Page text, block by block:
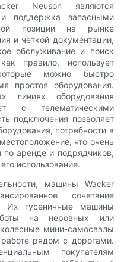
Neuson являются
и поддержка запасными
позиции на рынке
и четкой документации,
обслуживание и поиск
правило, использует
можно быстро
простоя оборудования.
линиях оборудования
с телематическими
подключения позволяет
потребности в
что очень
по аренде и подрядчиков,
использование.
машины Wacker
сочетание
Их гусеничные машины
на неровных или
мини-самосвалы
рядом с дорогами.
покупателям